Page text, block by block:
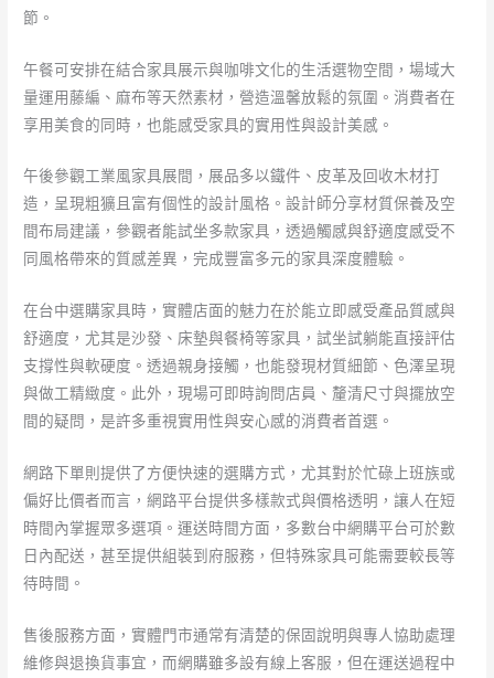
節。
午餐可安排在結合家具展示與咖啡文化的生活選物空間，場域大
量運用藤編、麻布等天然素材，營造溫馨放鬆的氛圍。消費者在
享用美食的同時，也能感受家具的實用性與設計美感。
午後參觀工業風家具展間，展品多以鐵件、皮革及回收木材打
造，呈現粗獷且富有個性的設計風格。設計師分享材質保養及空
間布局建議，參觀者能試坐多款家具，透過觸感與舒適度感受不
同風格帶來的質感差異，完成豐富多元的家具深度體驗。
在台中選購家具時，實體店面的魅力在於能立即感受產品質感與
舒適度，尤其是沙發、床墊與餐椅等家具，試坐試躺能直接評估
支撐性與軟硬度。透過親身接觸，也能發現材質細節、色澤呈現
與做工精緻度。此外，現場可即時詢問店員、釐清尺寸與擺放空
間的疑問，是許多重視實用性與安心感的消費者首選。
網路下單則提供了方便快速的選購方式，尤其對於忙碌上班族或
偏好比價者而言，網路平台提供多樣款式與價格透明，讓人在短
時間內掌握眾多選項。運送時間方面，多數台中網購平台可於數
日內配送，甚至提供組裝到府服務，但特殊家具可能需要較長等
待時間。
售後服務方面，實體門市通常有清楚的保固說明與專人協助處理
維修與退換貨事宜，而網購雖多設有線上客服，但在運送過程中